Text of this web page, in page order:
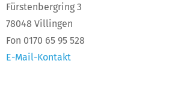
Fürstenbergring 3
78048 Villingen
Fon 0170 65 95 528
E-Mail-Kontakt